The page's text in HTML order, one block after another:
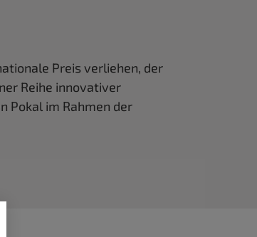
Preis verliehen, der
Reihe innovativer
Pokal im Rahmen der